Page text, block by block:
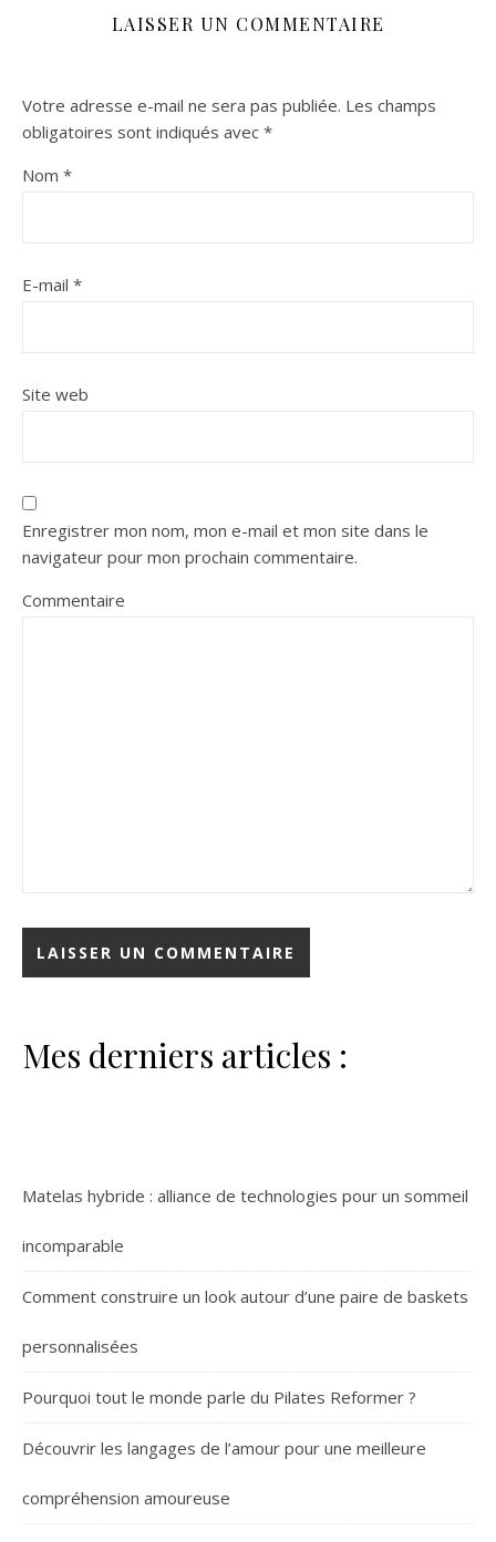
LAISSER UN COMMENTAIRE
Votre adresse e-mail ne sera pas publiée. Les champs
obligatoires sont indiqués avec *
Nom *
E-mail *
Site web
Enregistrer mon nom, mon e-mail et mon site dans le
navigateur pour mon prochain commentaire.
Commentaire
Mes derniers articles :
Matelas hybride : alliance de technologies pour un sommeil
incomparable
Comment construire un look autour d’une paire de baskets
personnalisées
Pourquoi tout le monde parle du Pilates Reformer ?
Découvrir les langages de l’amour pour une meilleure
compréhension amoureuse